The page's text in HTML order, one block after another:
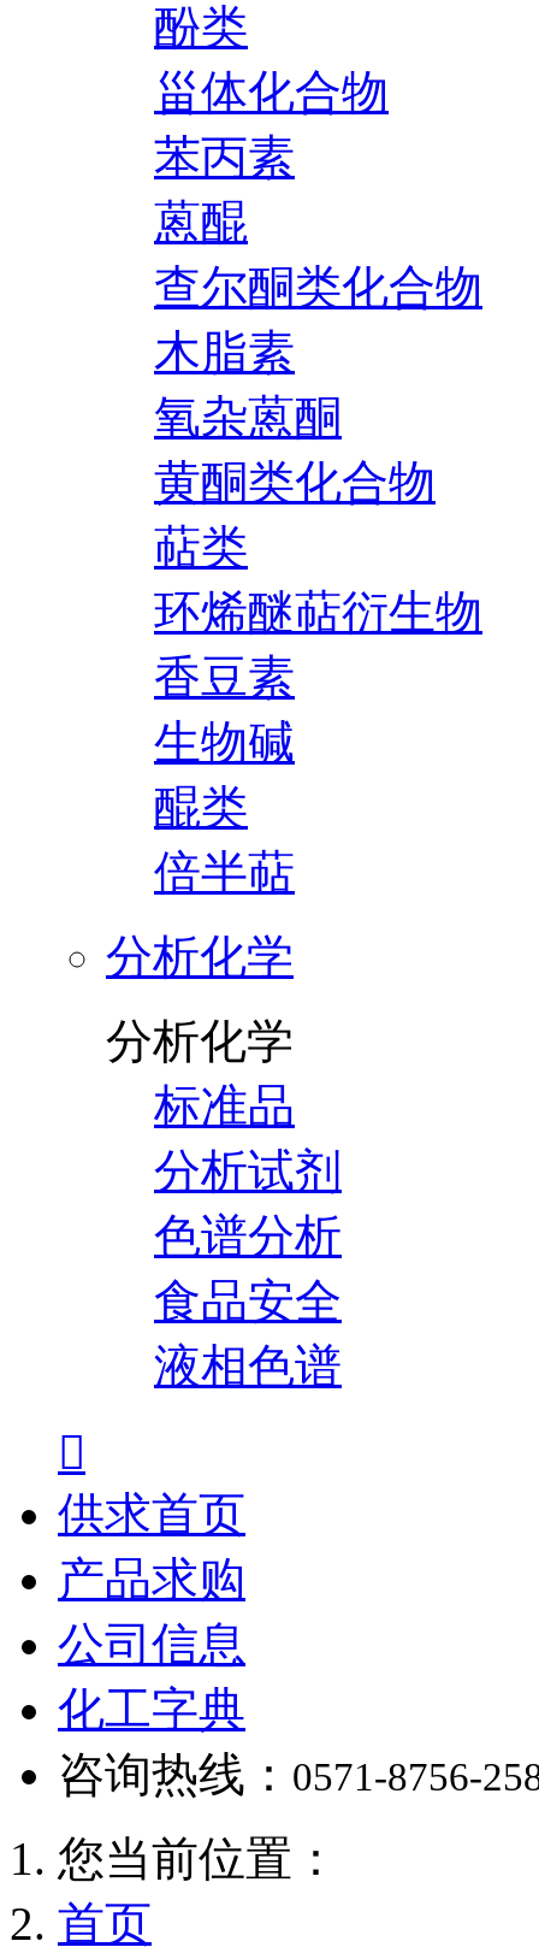
酚类
甾体化合物
苯丙素
蒽醌
查尔酮类化合物
木脂素
氧杂蒽酮
黄酮类化合物
萜类
环烯醚萜衍生物
香豆素
生物碱
醌类
倍半萜
分析化学
分析化学
标准品
分析试剂
色谱分析
食品安全
液相色谱

供求首页
产品求购
公司信息
化工字典
咨询热线： 0571-8756-
您当前位置：
首页